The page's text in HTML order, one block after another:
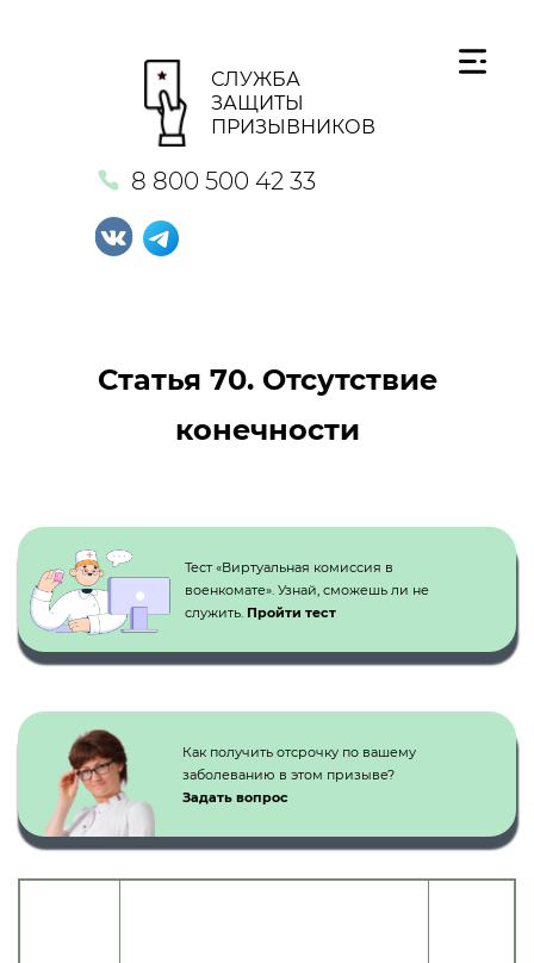
СЛУЖБА
ЗАЩИТЫ
ПРИЗЫВНИКОВ
8 800 500 42 33
Статья 70. Отсутствие
конечности
Тест «Виртуальная комиссия в
военкомате». Узнай, сможешь ли не
служить. Пройти тест
Как получить отсрочку по вашему
заболеванию в этом призыве?
Задать вопрос